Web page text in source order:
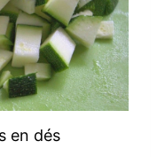
en dés